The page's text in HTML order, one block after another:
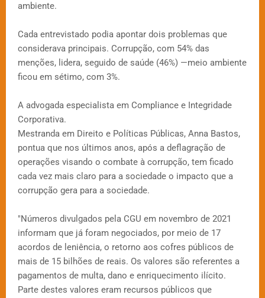
ambiente.
Cada entrevistado podia apontar dois problemas que
considerava principais. Corrupção, com 54% das
menções, lidera, seguido de saúde (46%) —meio ambiente
ficou em sétimo, com 3%.
A advogada especialista em Compliance e Integridade
Corporativa.
Mestranda em Direito e Políticas Públicas, Anna Bastos,
pontua que nos últimos anos, após a deflagração de
operações visando o combate à corrupção, tem ficado
cada vez mais claro para a sociedade o impacto que a
corrupção gera para a sociedade.
"Números divulgados pela CGU em novembro de 2021
informam que já foram negociados, por meio de 17
acordos de leniência, o retorno aos cofres públicos de
mais de 15 bilhões de reais. Os valores são referentes a
pagamentos de multa, dano e enriquecimento ilícito.
Parte destes valores eram recursos públicos que